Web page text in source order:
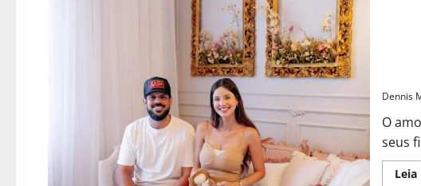
Dennis
O
seus
Leia